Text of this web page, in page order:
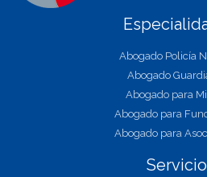
Abogado Policía
Abogado
Abogado para
Abogado para
Abogado para